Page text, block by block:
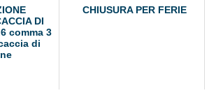
DI
comma 3
di
CHIUSURA PER FERIE